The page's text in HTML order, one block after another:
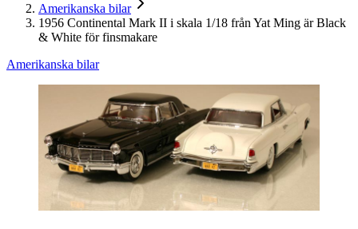
Amerikanska bilar
1956 Continental Mark II i skala 1/18 från Yat Ming är Black
& White för finsmakare
Amerikanska bilar